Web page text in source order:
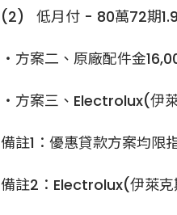
(2) 低月付 - 80萬72期
‧方案二、原廠配件金
‧方案三、Electrolux(伊
備註1：優惠貸款方案均限
備註2：Electrolux(伊萊